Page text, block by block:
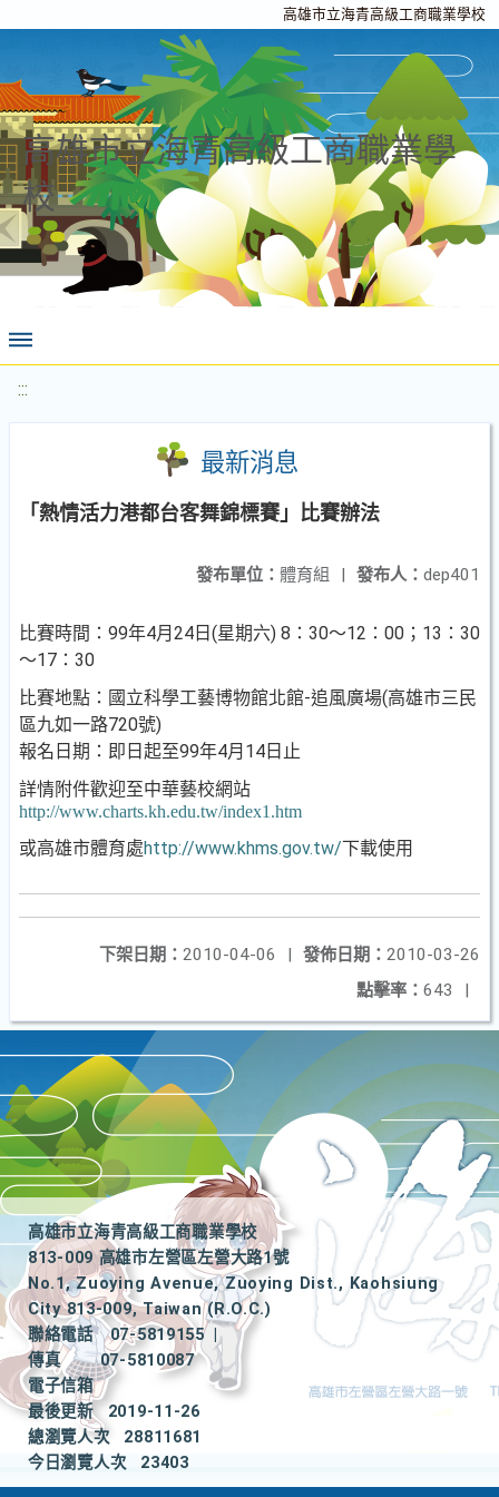
高雄市立海青高級工商職業學校
高雄市立海青高級工商職業學
校
:::
最新消息
「熱情活力港都台客舞錦標賽」比賽辦法
發布人： dep401
發布單位： 體育組 |
比賽時間： 99年4月 24 日 (星期六) 8 ： 30～12 ： 00 ； 13 ： 30
～17 ： 30
比賽地點：國立科學工藝博物館北館-追風廣場(高雄市三民
區九如一路720號)
報名日期：即日起至99年4月 14 日 止
詳情附件歡迎至中華藝校網站
http://www.charts.kh.edu.tw/index1.htm
或高雄市體育處http://www.khms.gov.tw/下載使用
發佈日期： 2010-03-26
下架日期： 2010-04-06
|
點擊率： 643 |
高雄市立海青高級工商職業學校
813-009 高雄市左營區左營大路1號
No.1, Zuoying Avenue, Zuoying Dist., Kaohsiung
City 813-009, Taiwan (R.O.C.)
聯絡電話
07-5819155
|
傳真
07-5810087
電子信箱
最後更新
2019-11-26
總瀏覽人次
28811681
今日瀏覽人次
23403